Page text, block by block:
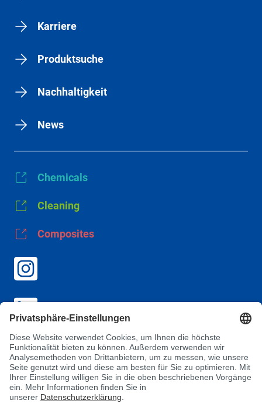
Karriere
Produktsuche
Nachhaltigkeit
News
Chemicals
Cleaning
Composites
AGB
Datenschutz